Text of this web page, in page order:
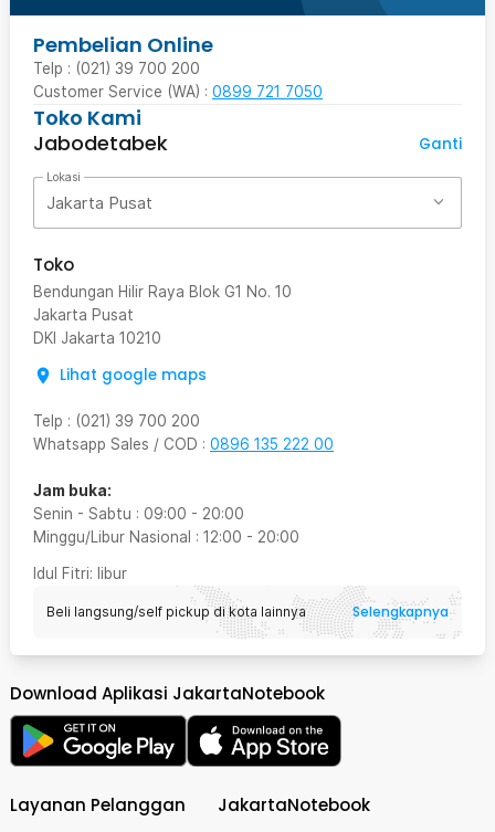
Pembelian Online
Telp : (021) 39 700 200
Customer Service (WA) : 0899 721 7050
Toko Kami
Jabodetabek
Ganti
Lokasi
Jakarta Pusat
Toko
Bendungan Hilir Raya Blok G1 No. 10
Jakarta Pusat
DKI Jakarta 10210
Lihat google maps
Telp : (021) 39 700 200
Whatsapp Sales / COD : 0896 135 222 00
Jam buka:
Senin - Sabtu : 09:00 - 20:00
Minggu/Libur Nasional : 12:00 - 20:00
Idul Fitri: libur
Beli langsung/self pickup di kota lainnya Selengkapnya
Download Aplikasi JakartaNotebook
Layanan Pelanggan JakartaNotebook